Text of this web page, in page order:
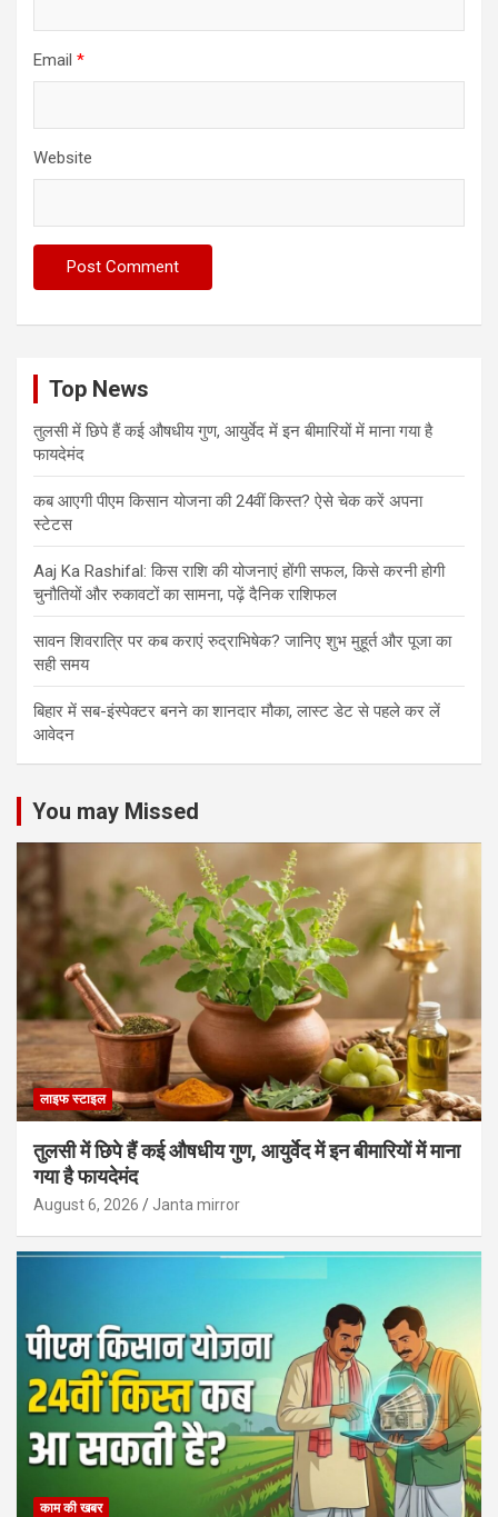
Email *
Website
Top News
तुलसी में छिपे हैं कई औषधीय गुण, आयुर्वेद में इन बीमारियों में माना गया है
फायदेमंद
कब आएगी पीएम किसान योजना की 24वीं किस्त? ऐसे चेक करें अपना
स्टेटस
Aaj Ka Rashifal: किस राशि की योजनाएं होंगी सफल, किसे करनी होगी
चुनौतियों और रुकावटों का सामना, पढ़ें दैनिक राशिफल
सावन शिवरात्रि पर कब कराएं रुद्राभिषेक? जानिए शुभ मुहूर्त और पूजा का
सही समय
बिहार में सब-इंस्पेक्टर बनने का शानदार मौका, लास्ट डेट से पहले कर लें
आवेदन
You may Missed
लाइफ स्टाइल
तुलसी में छिपे हैं कई औषधीय गुण, आयुर्वेद में इन बीमारियों में माना
गया है फायदेमंद
August 6, 2026 Janta mirror
काम की खबर